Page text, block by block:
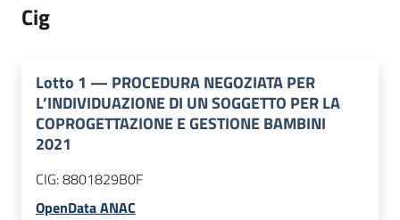
Cig
Lotto 1 — PROCEDURA NEGOZIATA PER
L’INDIVIDUAZIONE DI UN SOGGETTO PER LA
COPROGETTAZIONE E GESTIONE BAMBINI
2021
CIG:8801829B0F
OpenData ANAC